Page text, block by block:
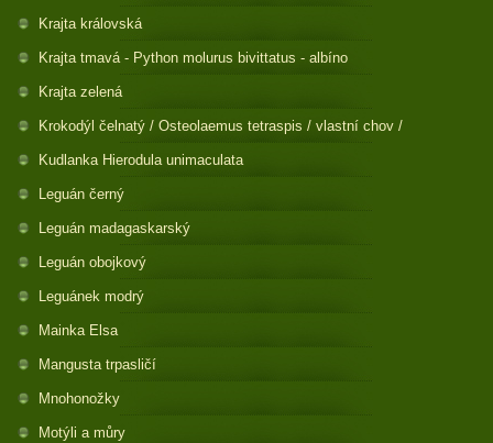
Krajta královská
Krajta tmavá - Python molurus bivittatus - albíno
Krajta zelená
Krokodýl čelnatý / Osteolaemus tetraspis / vlastní chov /
Kudlanka Hierodula unimaculata
Leguán černý
Leguán madagaskarský
Leguán obojkový
Leguánek modrý
Mainka Elsa
Mangusta trpasličí
Mnohonožky
Motýli a můry